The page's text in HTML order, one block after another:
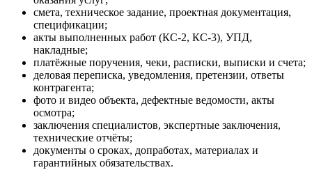
смета, техническое задание, проектная документация,
спецификации;
акты выполненных работ (КС-2, КС-3), УПД,
накладные;
платёжные поручения, чеки, расписки, выписки и счета;
деловая переписка, уведомления, претензии, ответы
контрагента;
фото и видео объекта, дефектные ведомости, акты
осмотра;
заключения специалистов, экспертные заключения,
технические отчёты;
документы о сроках, допработах, материалах и
гарантийных обязательствах.